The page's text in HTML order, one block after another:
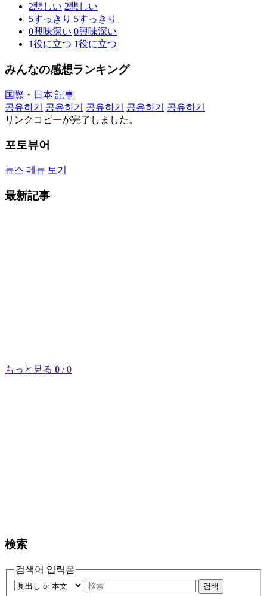
2悲しい 2悲しい
5すっきり 5すっきり
0興味深い 0興味深い
1役に立つ 1役に立つ
みんなの感想ランキング
国際・日本 記事
공유하기
공유하기 공유하기 공유하기
공유하기
リンクコピーが完了しました。
포토뷰어
뉴스 메뉴 보기
最新記事
もっと見る 0 / 0
検索
검색어 입력폼
검색